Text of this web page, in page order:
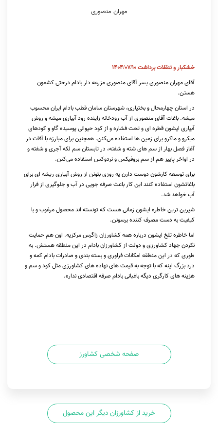
مهران منصوری
خشکبار و تنقلات برداشت 1404/07/10
آقای مهران منصوری پسر آقای منصوری مزرعه دار بادام درختی کشمون
هستن.
در استان چهارمحال و بختیاری، شهرستان سامان قطب بادام ایران محسوب
میشه. باغات آقای منصوری از آب رودخانه زاینده رود آبیاری میشه و روش
آبیاری ایشون قطره ای و تحت فشاره و از کود حیوانی پوسیده گاو و کودهای
میکرو و ماکرو برای زمین ها استفاده می‌کنن. همچنین برای مبارزه با آفات در
آغاز فصل بهار از سم های شته و شفته، در تابستان سم لکه آجری و شفته و
در اواخر پاییز هم از سم بروفیکس و نردوکس استفاده می‌کنن.
برای توسعه کارشون دوست دارن یه روزی بتونن از روش آبیاری ریشه ای برای
باغاتشون استفاده کنند این کار باعث صرفه جویی در آب و جلوگیری از فرار
آب خواهد شد.
شیرین ترین خاطره ایشون زمانی هست که تونسته اند محصول مرغوب و با
کیفیت به دست مصرف کننده برسونن.
اما خاطره تلخ ایشون درباره همه کشاورزان زاگرس مرکزیه. اون هم حمایت
نکردن جهاد کشاورزی و دولت از کشاورزان بادام در این منطقه هستش. به
طوری که در این منطقه امکانات فراوری و بسته بندی و صادرات بادام کمه و
درد بزرگ اینه که با توجه به قیمت های نهاده های کشاورزی مثل کود و سم و
هزینه های کارگری دیگه باغبانی بادام صرفه اقتصادی نداره.
صفحه شخصی کشاورز
خرید از کشاورزان دیگر این محصول